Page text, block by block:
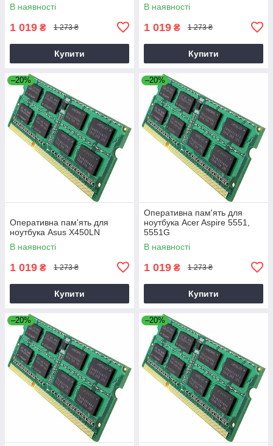
В наявності
1 019 ₴ 1 273 ₴
Купити
В наявності
1 019 ₴ 1 273 ₴
Купити
–20%
Оперативна пам'ять для
ноутбука Asus X450LN
В наявності
1 019 ₴ 1 273 ₴
Купити
–20%
Оперативна пам'ять для
ноутбука Acer Aspire 5551,
5551G
В наявності
1 019 ₴ 1 273 ₴
Купити
–20% –20%